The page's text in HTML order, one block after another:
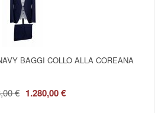
BAGGI COLLO ALLA COREANA
€ 1.280,00 €